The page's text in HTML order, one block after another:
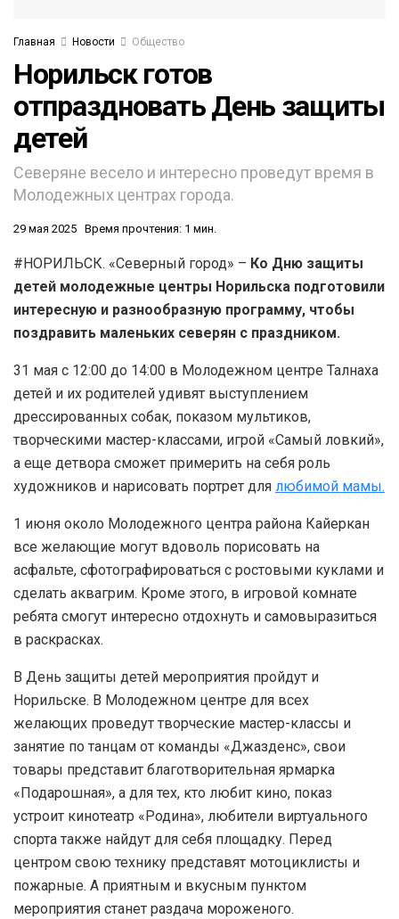
Главная Новости Общество
Норильск готов
отпраздновать День защиты
детей
Северяне весело и интересно проведут время в
Молодежных центрах города.
29 мая 2025 Время прочтения: 1 мин.
#НОРИЛЬСК. «Северный город» – Ко Дню защиты
детей молодежные центры Норильска подготовили
интересную и разнообразную программу, чтобы
поздравить маленьких северян с праздником.
31 мая с 12:00 до 14:00 в Молодежном центре Талнаха
детей и их родителей удивят выступлением
дрессированных собак, показом мультиков,
творческими мастер-классами, игрой «Самый ловкий»,
а еще детвора сможет примерить на себя роль
художников и нарисовать портрет для любимой мамы.
1 июня около Молодежного центра района Кайеркан
все желающие могут вдоволь порисовать на
асфальте, сфотографироваться с ростовыми куклами и
сделать аквагрим. Кроме этого, в игровой комнате
ребята смогут интересно отдохнуть и самовыразиться
в раскрасках.
В День защиты детей мероприятия пройдут и
Норильске. В Молодежном центре для всех
желающих проведут творческие мастер-классы и
занятие по танцам от команды «Джазденс», свои
товары представит благотворительная ярмарка
«Подарошная», а для тех, кто любит кино, показ
устроит кинотеатр «Родина», любители виртуального
спорта также найдут для себя площадку. Перед
центром свою технику представят мотоциклисты и
пожарные. А приятным и вкусным пунктом
мероприятия станет раздача мороженого.